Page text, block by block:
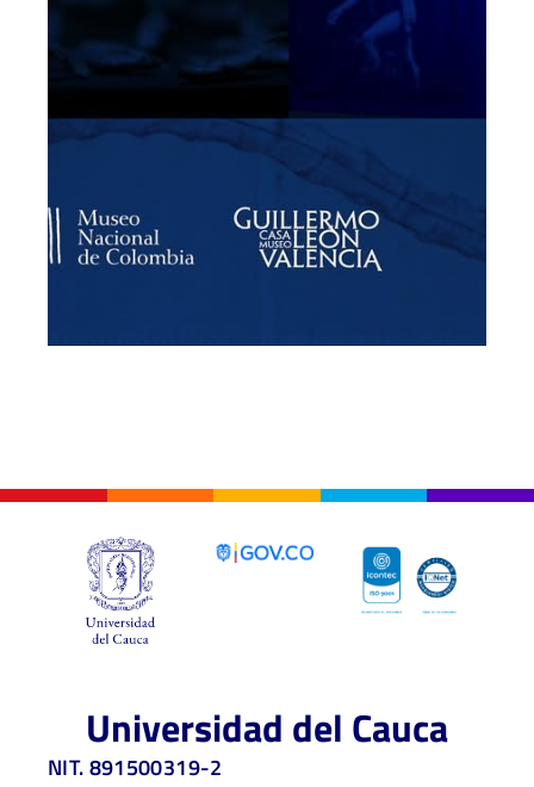
Universidad del Cauca
NIT. 891500319-2